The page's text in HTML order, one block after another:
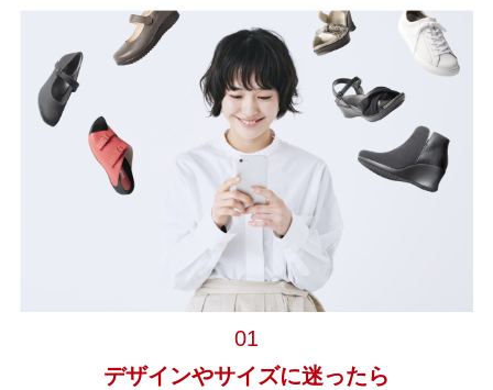
01
デザインやサイズに迷ったら